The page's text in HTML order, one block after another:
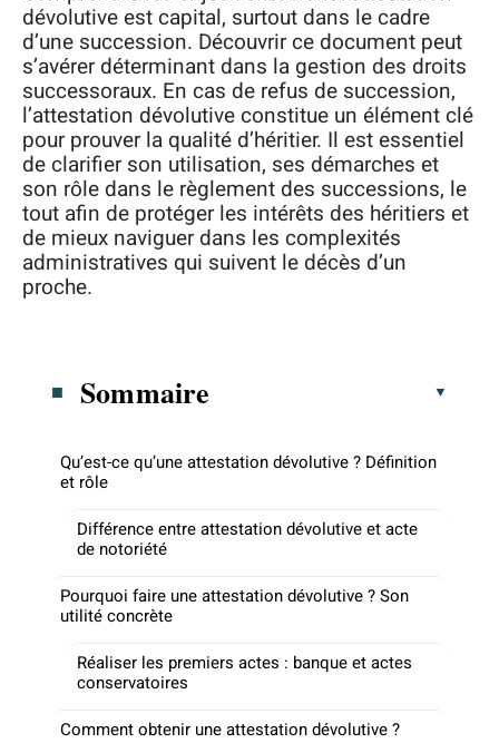
dévolutive est capital, surtout dans le cadre
d’une succession. Découvrir ce document peut
s’avérer déterminant dans la gestion des droits
successoraux. En cas de refus de succession,
l’attestation dévolutive constitue un élément clé
pour prouver la qualité d’héritier. Il est essentiel
de clarifier son utilisation, ses démarches et
son rôle dans le règlement des successions, le
tout afin de protéger les intérêts des héritiers et
de mieux naviguer dans les complexités
administratives qui suivent le décès d’un
proche.
Sommaire
Qu’est-ce qu’une attestation dévolutive ? Définition
et rôle
Différence entre attestation dévolutive et acte
de notoriété
Pourquoi faire une attestation dévolutive ? Son
utilité concrète
Réaliser les premiers actes : banque et actes
conservatoires
Comment obtenir une attestation dévolutive ?